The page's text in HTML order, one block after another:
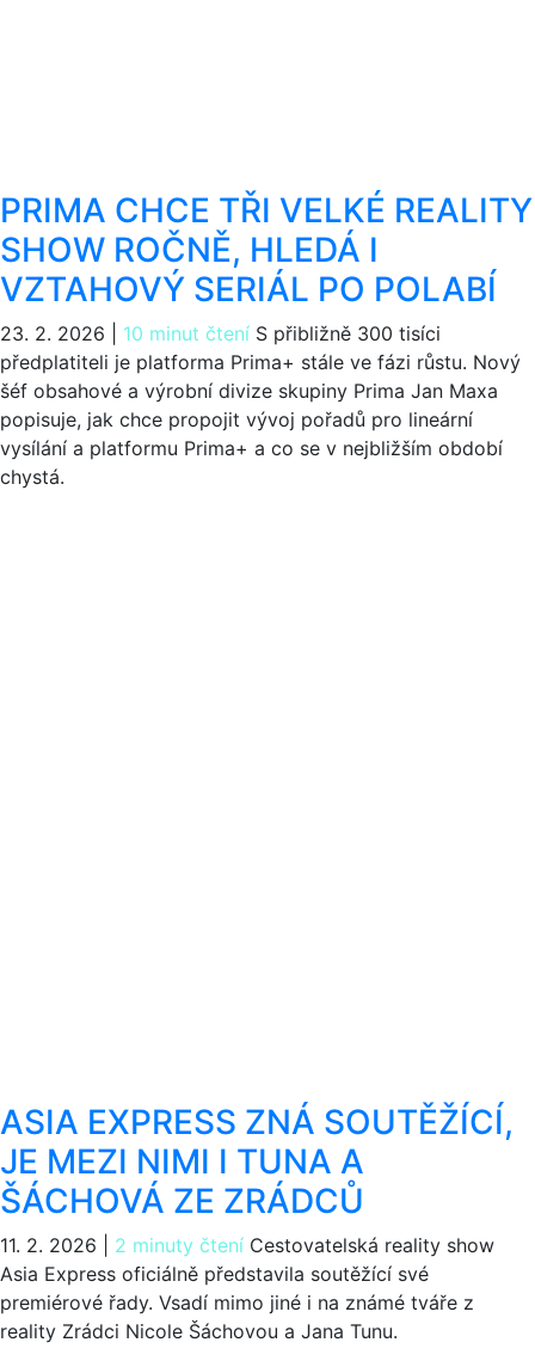
PRIMA CHCE TŘI VELKÉ REALITY
SHOW ROČNĚ, HLEDÁ I
VZTAHOVÝ SERIÁL PO POLABÍ
23. 2. 2026 10 minut čtení S přibližně 300 tisíci
předplatiteli je platforma Prima+ stále ve fázi růstu. Nový
šéf obsahové a výrobní divize skupiny Prima Jan Maxa
popisuje, jak chce propojit vývoj pořadů pro lineární
vysílání a platformu Prima+ a co se v nejbližším období
chystá.
ASIA EXPRESS ZNÁ SOUTĚŽÍCÍ,
JE MEZI NIMI I TUNA A
ŠÁCHOVÁ ZE ZRÁDCŮ
11. 2. 2026 2 minuty čtení Cestovatelská reality show
Asia Express oficiálně představila soutěžící své
premiérové řady. Vsadí mimo jiné i na známé tváře z
reality Zrádci Nicole Šáchovou a Jana Tunu.